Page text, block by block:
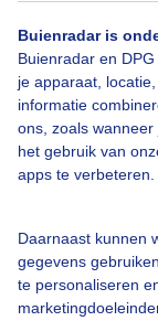
Buienradar is
Buienradar en
je apparaat,
informatie
ons, zoals
het gebruik van
apps te verbeteren.
Daarnaast kunnen
gegevens
te personaliseren
Bekijk slideshow